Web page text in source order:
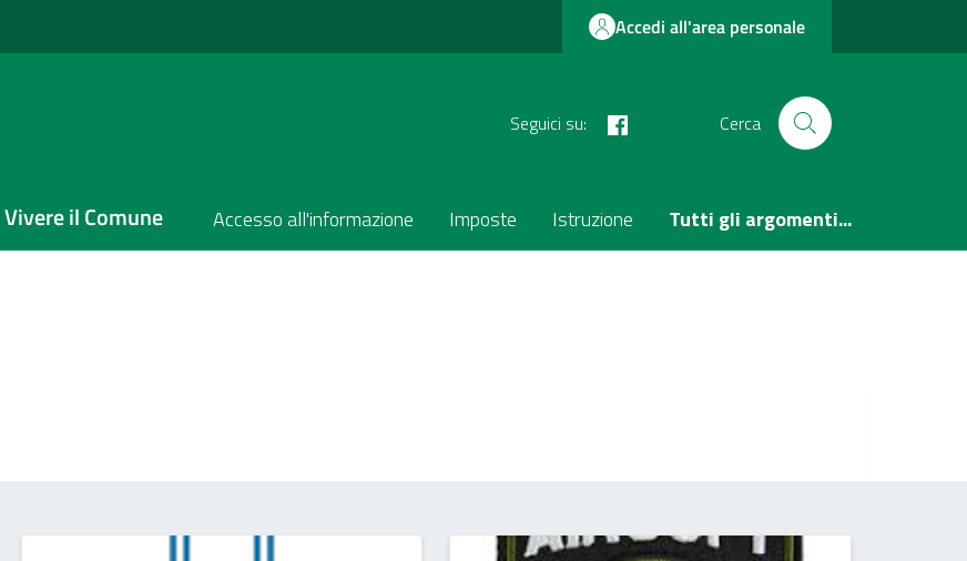
Accedi all'area personale
Seguici su: Cerca
Vivere il Comune Accesso all'informazione Imposte Istruzione Tutti gli argomenti...